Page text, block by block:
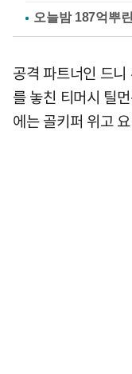
공격 파트너인 드
를 놓친 티머시 틸
에는 골키퍼 위고